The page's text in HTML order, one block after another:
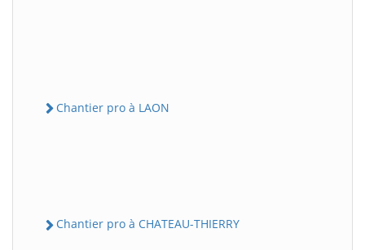
Chantier pro à LAON
Chantier pro à CHATEAU-THIERRY